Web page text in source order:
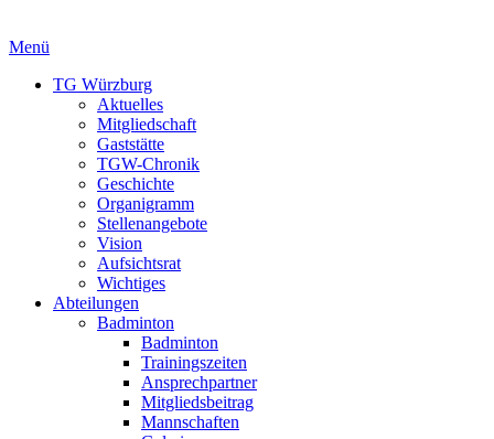
Menü
TG Würzburg
Aktuelles
Mitgliedschaft
Gaststätte
TGW-Chronik
Geschichte
Organigramm
Stellenangebote
Vision
Aufsichtsrat
Wichtiges
Abteilungen
Badminton
Badminton
Trainingszeiten
Ansprechpartner
Mitgliedsbeitrag
Mannschaften